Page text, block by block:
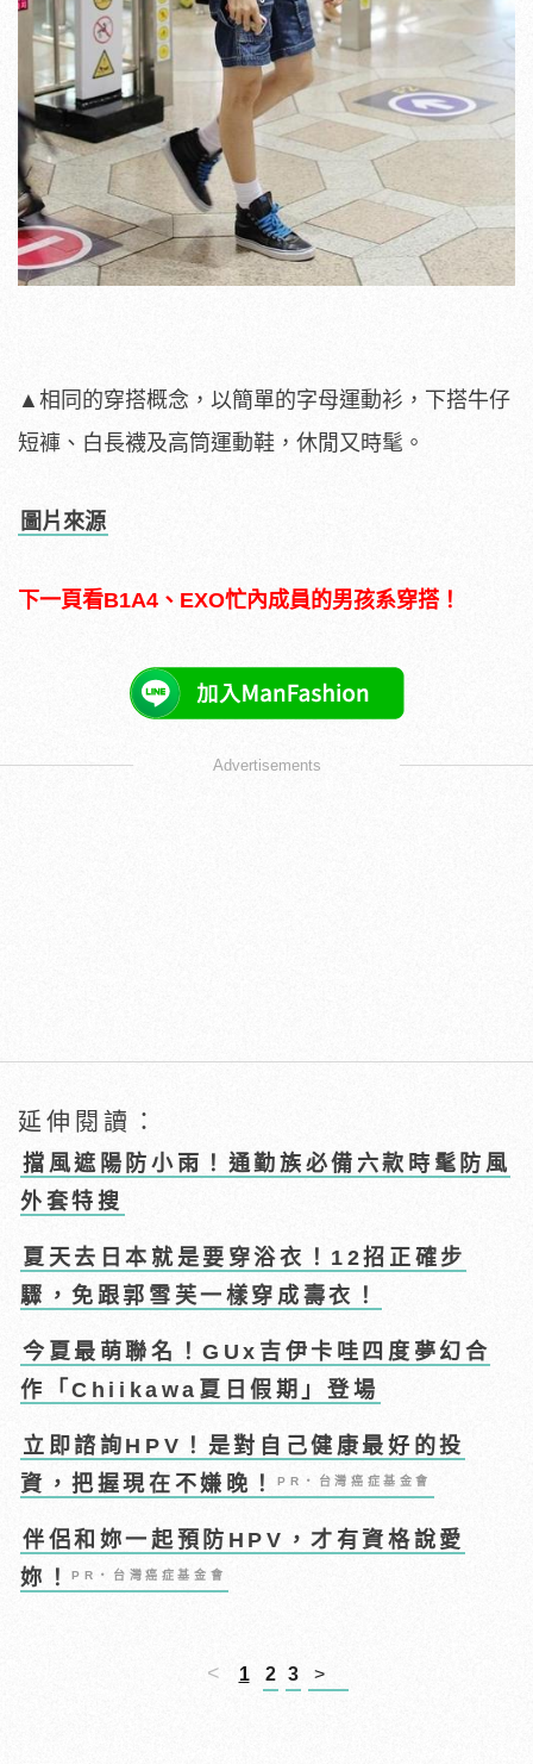
▲相同的穿搭概念，以簡單的字母運動衫，下搭牛仔
短褲、白長襪及高筒運動鞋，休閒又時髦。
圖片來源
下一頁看B1A4、EXO忙內成員的男孩系穿搭！
Advertisements
延伸閱讀：
擋風遮陽防小雨！通勤族必備六款時髦防風
外套特搜
夏天去日本就是要穿浴衣！12招正確步
驟，免跟郭雪芙一樣穿成壽衣！
今夏最萌聯名！GUx吉伊卡哇四度夢幻合
作「Chiikawa夏日假期」登場
立即諮詢HPV！是對自己健康最好的投
資，把握現在不嫌晚！PR・台灣癌症基金會
伴侶和妳一起預防HPV，才有資格說愛
妳！PR・台灣癌症基金會
< 1 2 3 >